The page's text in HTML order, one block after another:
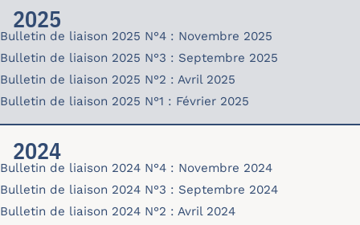
2025
Bulletin de liaison 2025 N°4 : Novembre 2025
bulletin25-04-nov_1.pdf
Bulletin de liaison 2025 N°3 : Septembre 2025
bulletin25-03-sept.pdf
Bulletin de liaison 2025 N°2 : Avril 2025
bulletin25-02.pdf
Bulletin de liaison 2025 N°1 : Février 2025
bulletin25-01.pdf
2024
Bulletin de liaison 2024 N°4 : Novembre 2024
bulletin24-04_2.pdf
Bulletin de liaison 2024 N°3 : Septembre 2024
bulletin24-03.pdf
Bulletin de liaison 2024 N°2 : Avril 2024
bulletin24-02.pdf